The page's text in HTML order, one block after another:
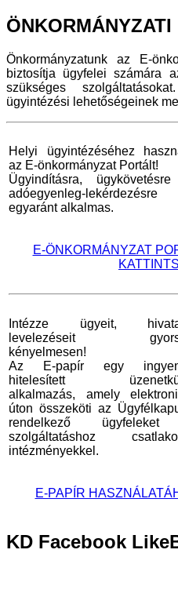
ÖNKORMÁNYZATI
Önkormányzatunk az E-
biztosítja ügyfelei számára
szükséges
ügyintézési lehetőségeinek
Helyi ügyintézéséhez
az E-önkormányzat Portált!
Ügyindításra,
adóegyenleg-lekérdezésre
egyaránt alkalmas.
E-ÖNKORMÁNYZAT
Intézze ügyeit,
levelezéseit
kényelmesen!
Az E-papír egy
hitelesített
alkalmazás, amely
úton összeköti az
rendelkező
szolgáltatáshoz
intézményekkel.
E-PAPÍR
KD Facebook